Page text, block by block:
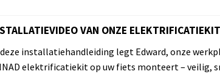
VAN ONZE
installatiehandleiding legt Edward, onze
elektrificatiekit op uw fiets monteert – veilig,